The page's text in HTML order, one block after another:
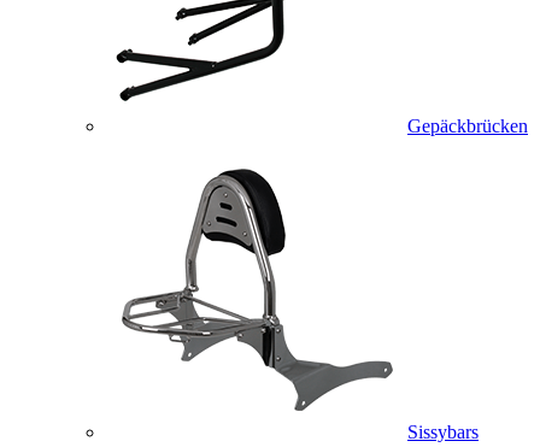
Gepäckbrücken
Sissybars